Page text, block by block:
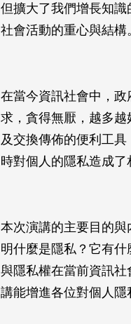
但擴大了我們增長知
社會活動的重心與結構
在當今資訊社會中，
求，貪得無厭，越多
及交換傳佈的便利工
時對個人的隱私造成了
本次演講的主要目的
明什麼是隱私？它有
與隱私權在當前資訊
講能增進各位對個人隱